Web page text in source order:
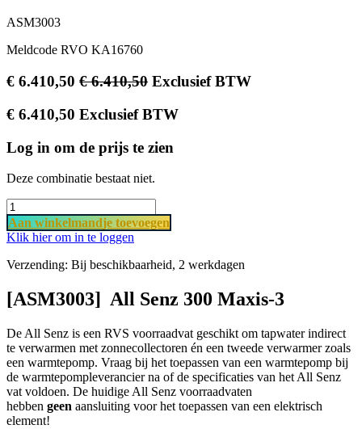
ASM3003
Meldcode RVO KA16760
€ 6.410,50 €6.410,50 Exclusief BTW
€ 6.410,50 Exclusief BTW
Log in om de prijs te zien
Deze combinatie bestaat niet.
Aan​ wi​​​​​​​​​​​​nkel​​mandje ​t​o​​evoegen
Klik hier om in te loggen
Verzending: Bij beschikbaarheid, 2 werkdagen
[ASM3003] All Senz 300 Maxis-3
De All Senz is een RVS voorraadvat geschikt om tapwater indirect
te verwarmen met zonnecollectoren én een tweede verwarmer zoals
een warmtepomp. Vraag bij het toepassen van een warmtepomp bij
de warmtepompleverancier na of de specificaties van het All Senz
vat voldoen. De huidige All Senz voorraadvaten
hebben geen aansluiting voor het toepassen van een elektrisch
element!